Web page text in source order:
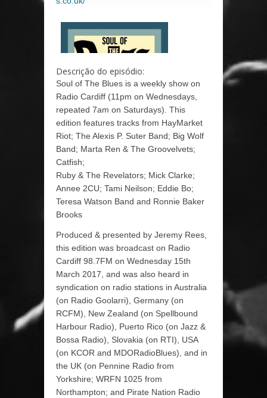
Descrição do episódio:
Soul of The Blues is a weekly show on
Radio Cardiff (11pm on Wednesdays,
repeated 7am on Saturdays). This
edition features tracks from HayMarket
Riot; The Alexis P. Suter Band; Big Wolf
Band; Marta Ren & The Groovelvets;
Catfish;
Ruby & The Revelators; Mick Clarke;
Annee 2CU; Tami Neilson; Eddie Bo;
Teresa Watson Band and Ronnie Baker
Brooks
Produced & presented by Jeremy Rees,
this edition was broadcast on Radio
Cardiff 98.7FM on Wednesday 15th
March 2017, and was also heard in
syndication on radio stations in Australia
(on Radio Goolarri), Germany (on
RCFM), New Zealand (on Spellbound
Harbour Radio), Puerto Rico (on Jazz &
Bossa Radio), Slovakia (on RTI), USA
(on KCOR and MDORadioBlues), and in
the UK (on Pennine Radio from
Yorkshire; WRFN 1025 from
Northampton; and Pirate Nation Radio